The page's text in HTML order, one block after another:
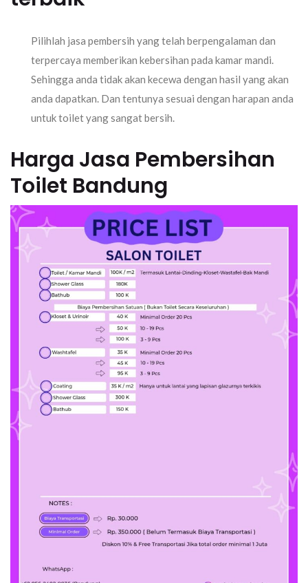
Pilihlah jasa pembersih yang telah berpengalaman dan
terpercaya memberikan kebersihan pada kamar mandi.
Sehingga anda tidak akan kecewa dengan hasil yang akan
anda dapatkan. Dan tentunya sesuai dengan harapan anda
untuk toilet yang sangat bersih.
Harga Jasa Pembersihan
Toilet Bandung